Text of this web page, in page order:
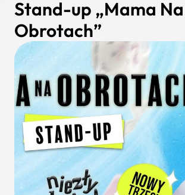
Miasto
Kategoria
Wyszukaj
Stand-up „Mama Na
Obrotach”